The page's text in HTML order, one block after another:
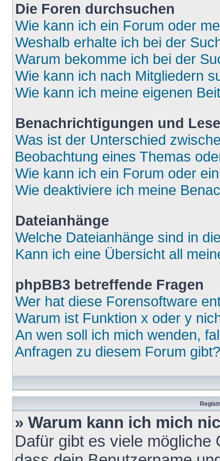
Die Foren durchsuchen
Wie kann ich ein Forum oder
Weshalb erhalte ich bei der
Warum bekomme ich bei der
Wie kann ich nach Mitgliedern
Wie kann ich meine eigenen
Benachrichtigungen und
Was ist der Unterschied
Beobachtung eines Themas
Wie kann ich ein Forum oder
Wie deaktiviere ich meine
Dateianhänge
Welche Dateianhänge sind in
Kann ich eine Übersicht all
phpBB3 betreffende Fragen
Wer hat diese Forensoftware
Warum ist Funktion x oder y
An wen soll ich mich wenden,
Anfragen zu diesem Forum gibt?
» Warum kann ich mich
Dafür gibt es viele